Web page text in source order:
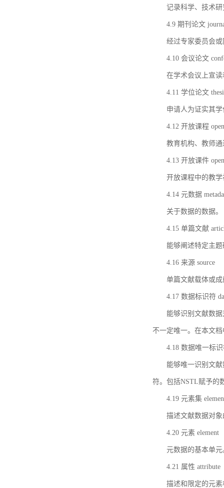
记录科学、技术
4.9 期刊论文
经过专家委员会
4.10 会议论文
在学术会议上宣
4.11 学位论文
申请人为证实其
4.12 开放课程
教育机构、教师
4.13 开放课件
开放课程中的教
4.14 元数据
关于数据的数据。
4.15 单篇文献
能够阐述特定主
4.16 来源 source
单篇文献载体或
4.17 数据标识符
能够识别文献数
不一定唯一。在本文
4.18 数据唯一标
能够唯一识别文
符。包括NSTL赋予的
4.19 元素集
描述文献数据对
4.20 元素 element
元数据的基本单元
4.21 属性 attribute
描述和限定的元